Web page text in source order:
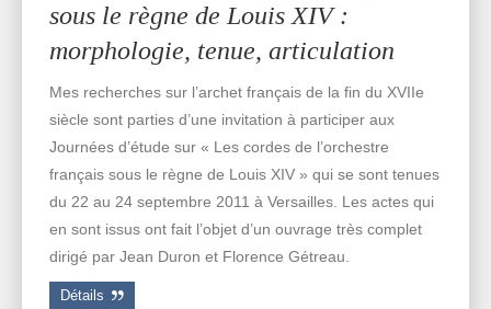
sous le règne de Louis XIV :
morphologie, tenue, articulation
Mes recherches sur l’archet français de la fin du XVIIe
siècle sont parties d’une invitation à participer aux
Journées d’étude sur « Les cordes de l’orchestre
français sous le règne de Louis XIV » qui se sont tenues
du 22 au 24 septembre 2011 à Versailles. Les actes qui
en sont issus ont fait l’objet d’un ouvrage très complet
dirigé par Jean Duron et Florence Gétreau.
Détails